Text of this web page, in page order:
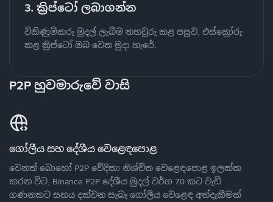
3. ක්‍රිප්ටෝ ලබාගන්න
විකිණුම්කරු මුදල් ලැබීම තහවුරු කළ පසුව, එස්ක්‍රෝරු
කළ ක්‍රිප්ටෝ ඔබ වෙත මුදා හැරේ.
P2P හුවමාරුවේ වාසි
ගෝලීය සහ දේශීය වෙළෙඳපොළ
වෙනත් බොහෝ P2P වේදිකා නිශ්චිත වෙළෙඳපොළ ඉලක්ක
කරන විට, Binance P2P දේශීය මුදල් වර්ග 70 කට වැඩි
ගණනකට සහය දක්වන සැබෑ ගෝලීය වෙළෙඳ අත්දැකීමක්